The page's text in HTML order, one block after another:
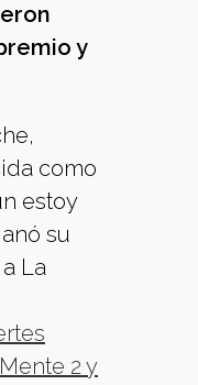
y
como
estoy
su
La
2 y